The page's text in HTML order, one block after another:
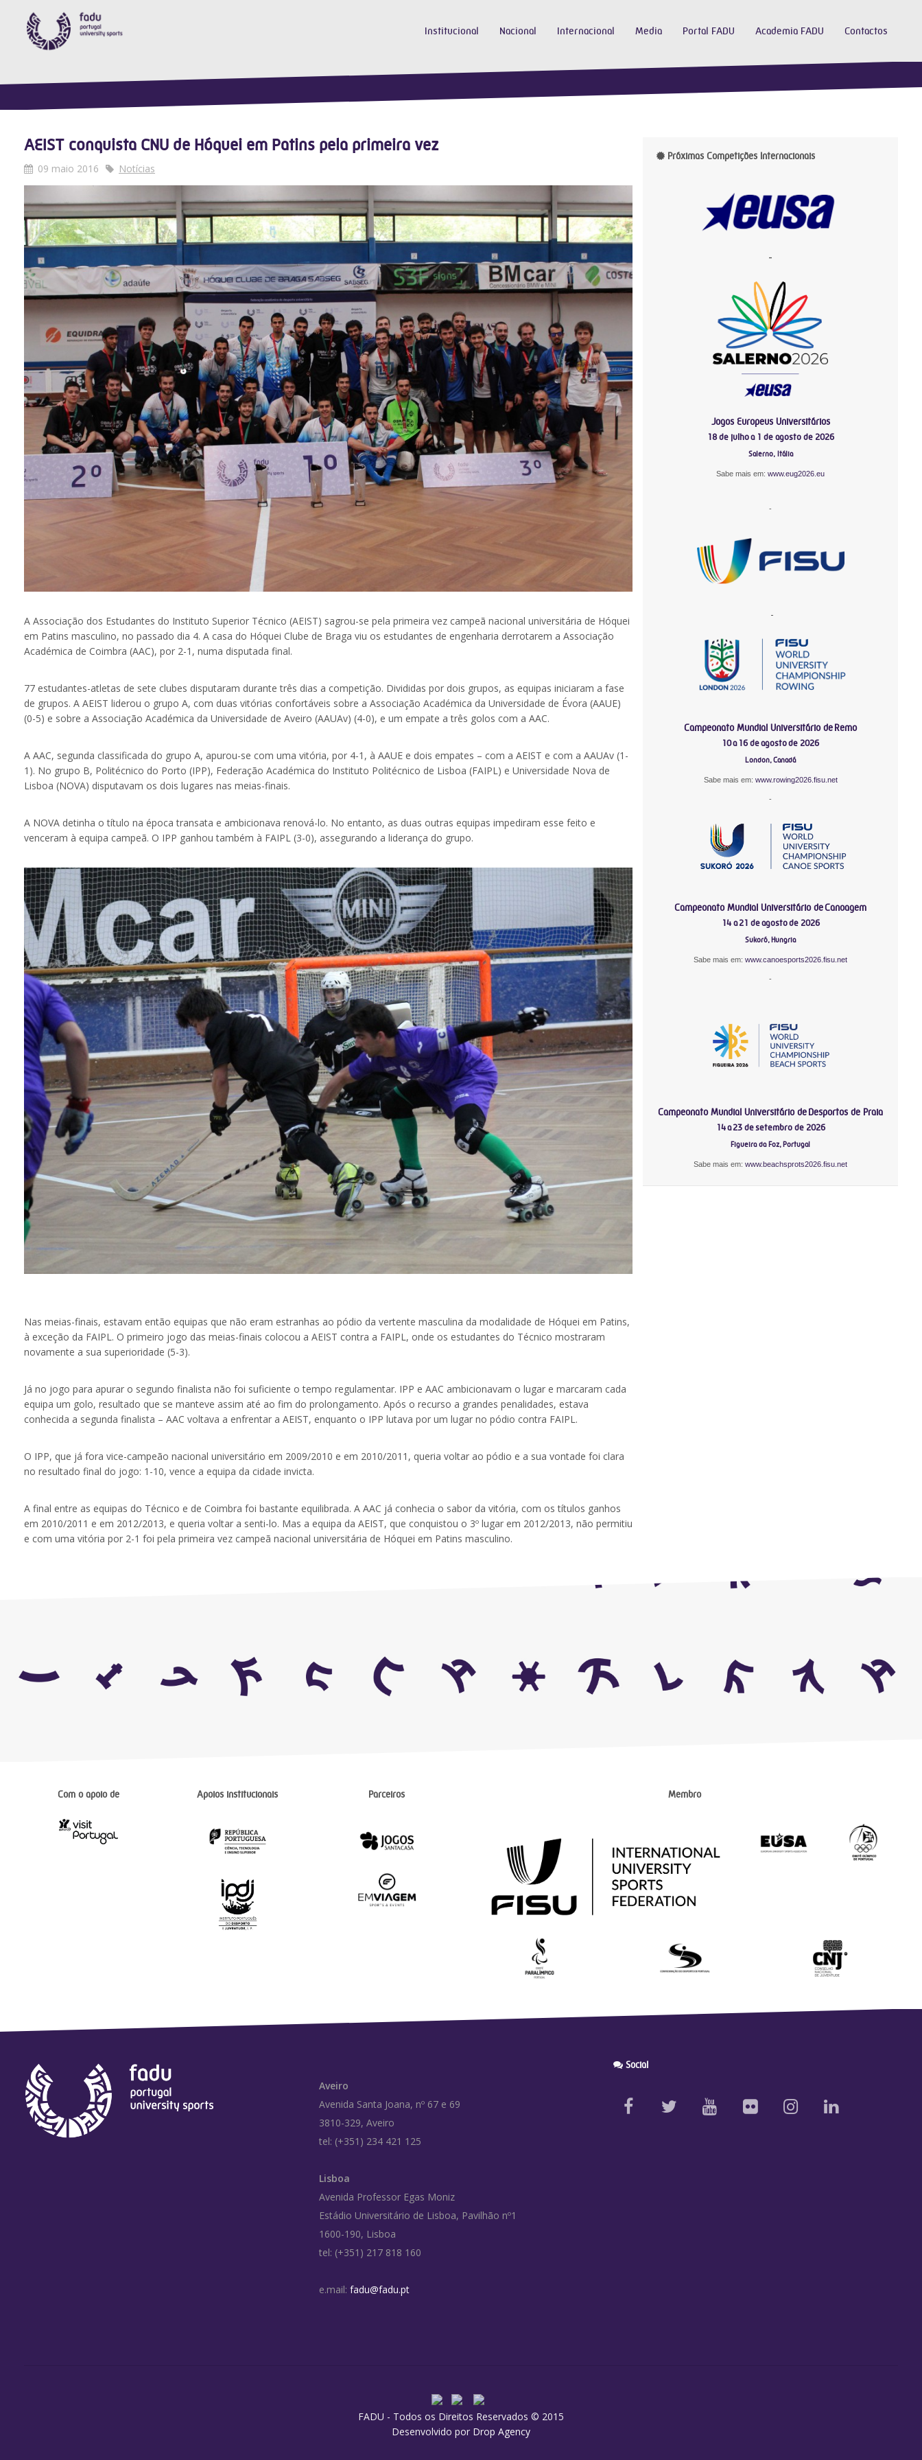
Institucional Nacional Internacional Media Portal FADU Academia FADU Contactos
AEIST conquista CNU de Hóquei em Patins pela primeira vez
09 maio 2016 Notícias
A Associação dos Estudantes do Instituto Superior Técnico (AEIST) sagrou-se pela primeira vez campeã nacional universitária de Hóquei
em Patins masculino, no passado dia 4. A casa do Hóquei Clube de Braga viu os estudantes de engenharia derrotarem a Associação
Académica de Coimbra (AAC), por 2-1, numa disputada final.
77 estudantes-atletas de sete clubes disputaram durante três dias a competição. Divididas por dois grupos, as equipas iniciaram a fase
de grupos. A AEIST liderou o grupo A, com duas vitórias confortáveis sobre a Associação Académica da Universidade de Évora (AAUE)
(0-5) e sobre a Associação Académica da Universidade de Aveiro (AAUAv) (4-0), e um empate a três golos com a AAC.
A AAC, segunda classificada do grupo A, apurou-se com uma vitória, por 4-1, à AAUE e dois empates – com a AEIST e com a AAUAv (1-
1). No grupo B, Politécnico do Porto (IPP), Federação Académica do Instituto Politécnico de Lisboa (FAIPL) e Universidade Nova de
Lisboa (NOVA) disputavam os dois lugares nas meias-finais.
A NOVA detinha o título na época transata e ambicionava renová-lo. No entanto, as duas outras equipas impediram esse feito e
venceram à equipa campeã. O IPP ganhou também à FAIPL (3-0), assegurando a liderança do grupo.
Nas meias-finais, estavam então equipas que não eram estranhas ao pódio da vertente masculina da modalidade de Hóquei em Patins,
à exceção da FAIPL. O primeiro jogo das meias-finais colocou a AEIST contra a FAIPL, onde os estudantes do Técnico mostraram
novamente a sua superioridade (5-3).
Já no jogo para apurar o segundo finalista não foi suficiente o tempo regulamentar. IPP e AAC ambicionavam o lugar e marcaram cada
equipa um golo, resultado que se manteve assim até ao fim do prolongamento. Após o recurso a grandes penalidades, estava
conhecida a segunda finalista – AAC voltava a enfrentar a AEIST, enquanto o IPP lutava por um lugar no pódio contra FAIPL.
O IPP, que já fora vice-campeão nacional universitário em 2009/2010 e em 2010/2011, queria voltar ao pódio e a sua vontade foi clara
no resultado final do jogo: 1-10, vence a equipa da cidade invicta.
A final entre as equipas do Técnico e de Coimbra foi bastante equilibrada. A AAC já conhecia o sabor da vitória, com os títulos ganhos
em 2010/2011 e em 2012/2013, e queria voltar a senti-lo. Mas a equipa da AEIST, que conquistou o 3º lugar em 2012/2013, não permitiu
e com uma vitória por 2-1 foi pela primeira vez campeã nacional universitária de Hóquei em Patins masculino.
Próximas Competições Internacionais
-
Jogos Europeus Universitários
18 de julho a 1 de agosto de 2026
Salerno, Itália
Sabe mais em:www.eug2026.eu
-
-
Campeonato Mundial Universitário de Remo
10 a 16 de agosto de 2026
London, Canadá
Sabe mais em: www.rowing2026.fisu.net
-
Campeonato Mundial Universitário de Canoagem
14 a 21 de agosto de 2026
Sukoró, Hungria
Sabe mais em:www.canoesports2026.fisu.net
-
Campeonato Mundial Universitário de Desportos de Praia
14 a 23 de setembro de 2026
Figueira da Foz, Portugal
Sabe mais em:www.beachsprots2026.fisu.net
Com o apoio de Apoios institucionais Parceiros Membro
Aveiro
Avenida Santa Joana, nº 67 e 69
3810-329, Aveiro
tel: (+351) 234 421 125
Lisboa
Avenida Professor Egas Moniz
Estádio Universitário de Lisboa, Pavilhão nº1
1600-190, Lisboa
tel: (+351) 217 818 160
e.mail: fadu@fadu.pt
Social
FADU - Todos os Direitos Reservados © 2015
Desenvolvido por Drop Agency